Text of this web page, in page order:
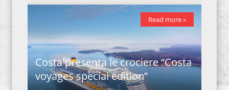
Costa presenta le crociere “Costa
voyages special edition”
Read more »